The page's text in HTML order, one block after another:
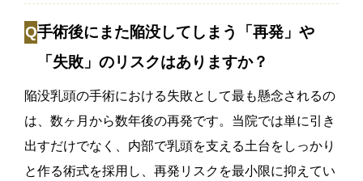
手術後にまた陥没してしまう「再発」や
「失敗」のリスクはありますか？
陥没乳頭の手術における失敗として最も懸念されるの
は、数ヶ月から数年後の再発です。当院では単に引き
出すだけでなく、内部で乳頭を支える土台をしっかり
と作る術式を採用し、再発リスクを最小限に抑えてい